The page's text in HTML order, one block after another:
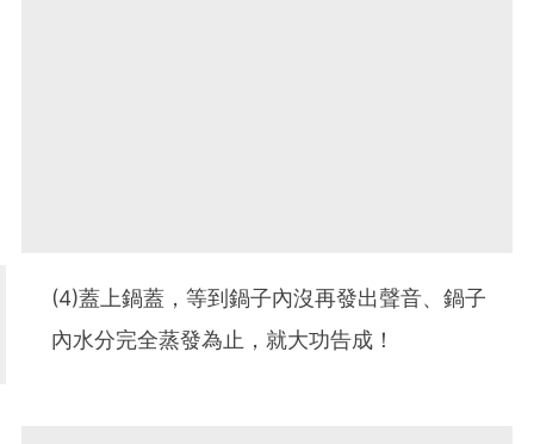
(4)蓋上鍋蓋，等到鍋子內沒再發出聲音、鍋子
內水分完全蒸發為止，就大功告成！